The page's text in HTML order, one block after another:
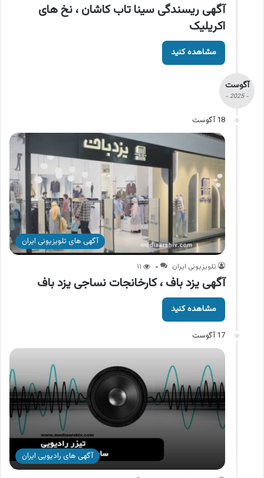
آگهی ریسندگی سینا تاب کاشان ، نخ های
اکریلیک
مشاهده کنید
آگوست
- 2025 -
18 آگوست
آگهی های تلویزیونی ایران
تلویزیونی ایران ۰ ۱۱
آگهی یزد باف ، کارخانجات نساجی یزد باف
مشاهده کنید
17 آگوست
آگهی های رادیویی ایران